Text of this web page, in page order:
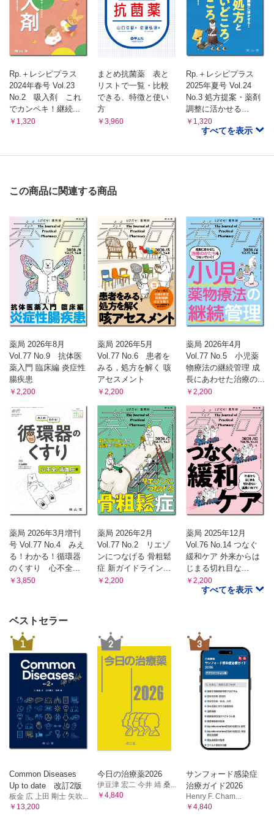
（篠田 康孝）
Rp.＋レシピプラス
2024年春号 Vol.23
No.2 吸入剤 これ
でカンペキ！継続...
￥1,320
まとめ抗菌薬 表と
リストで一覧・比較
できる、特徴と使い
方
￥3,960
Rp.＋レシピプラス
2025年夏号 Vol.24
No.3 処方提案・薬剤
調整に活かせる...
￥1,320
すべてを表示
この商品に関連する商品
薬局 2026年8月
Vol.77 No.9 抗体医
薬入門 臨床編 炎症性
腸疾患
￥2,200
薬局 2026年5月
Vol.77 No.6 患者を
みる，処方を解く 咳
アセスメント
￥2,200
薬局 2026年4月
Vol.77 No.5 小児薬
物療法の継続管理 成
長にあわせた治療の...
￥2,200
薬局 2026年3月増刊
号 Vol.77 No.4 みえ
る！わかる！循環器
のくすり 心不全...
￥3,850
薬局 2026年2月
Vol.77 No.2 リエゾ
ンにつなげる 骨粗鬆
症 新ガイドライン...
￥2,200
薬局 2025年12月
Vol.76 No.14 つなぐ
緩和ケア 外来からは
じまる切れ目な...
￥2,200
すべてを表示
ベストセラー
1
Common Diseases
Up to date 改訂2版
板金 広 上田 剛士 矢吹...
￥13,200
2
今日の治療薬2026
伊豆津 宏二 今井 靖 桑...
￥4,840
3
サンフォード感染症
治療ガイド2026
Henry F. Cham...
￥4,840